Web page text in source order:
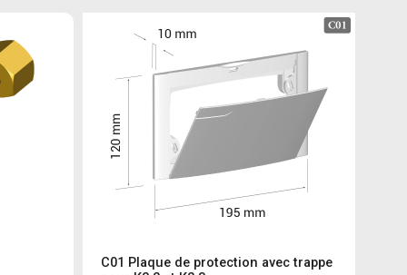
C01 Plaque de protection avec trappe